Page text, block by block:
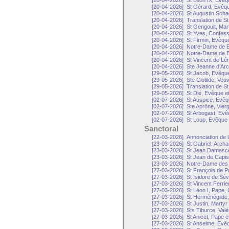
[20-04-2026] St Gérard,
[20-04-2026] St Augustin
[20-04-2026] Translation de
[20-04-2026] St Gengoult,
[20-04-2026] St Yves,
[20-04-2026] St Firmin,
[20-04-2026] Notre-Dame de
[20-04-2026] Notre-Dame de
[20-04-2026] St Vincent de
[20-04-2026] Ste Jeanne
[29-05-2026] St Jacob,
[29-05-2026] Ste Clotilde,
[29-05-2026] Translation de
[29-05-2026] St Dié, Evêque
[02-07-2026] St Auspice,
[02-07-2026] Ste Aprône,
[02-07-2026] St Arbogast,
[02-07-2026] St Loup,
Sanctoral
[22-03-2026] Annonciation de
[23-03-2026] St Gabriel,
[23-03-2026] St Jean
[23-03-2026] St Jean de
[23-03-2026] Notre-Dame
[27-03-2026] St François de
[27-03-2026] St Isidore de
[27-03-2026] St Vincent
[27-03-2026] St Léon I, Pape,
[27-03-2026] St
[27-03-2026] St Justin, Martyr
[27-03-2026] Sts Tiburce,
[27-03-2026] St Anicet, Pape
[27-03-2026] St Anselme,